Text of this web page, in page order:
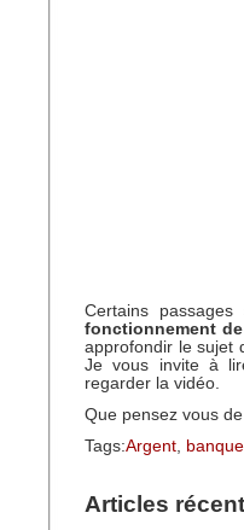
Certains
fonctionnement de
approfondir le sujet
Je vous invite à
regarder la vidéo.
Que pensez vous
Tags:Argent, banque
Articles